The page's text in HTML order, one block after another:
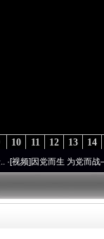
14
13
12
11
10
生 为党而战——百年“纪